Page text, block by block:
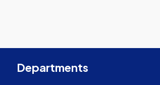
Departments